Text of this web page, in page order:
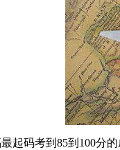
码考到85到100分的